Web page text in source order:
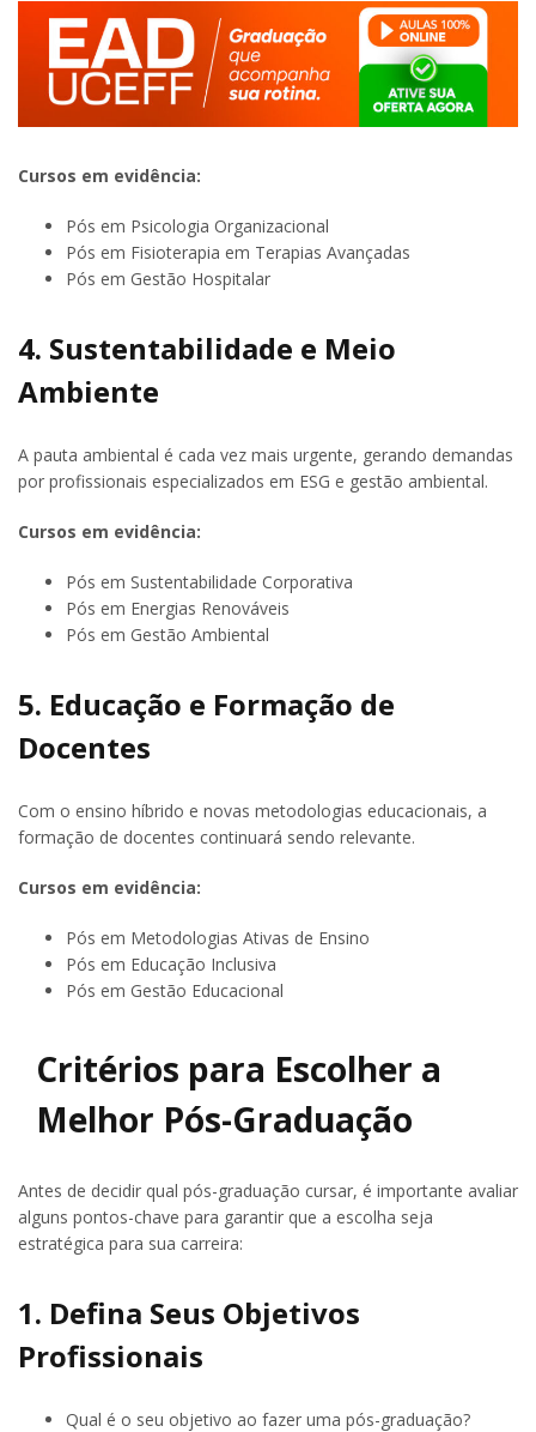
Cursos em evidência:
Pós em Psicologia Organizacional
Pós em Fisioterapia em Terapias Avançadas
Pós em Gestão Hospitalar
4. Sustentabilidade e Meio
Ambiente
A pauta ambiental é cada vez mais urgente, gerando demandas
por profissionais especializados em ESG e gestão ambiental.
Cursos em evidência:
Pós em Sustentabilidade Corporativa
Pós em Energias Renováveis
Pós em Gestão Ambiental
5. Educação e Formação de
Docentes
Com o ensino híbrido e novas metodologias educacionais, a
formação de docentes continuará sendo relevante.
Cursos em evidência:
Pós em Metodologias Ativas de Ensino
Pós em Educação Inclusiva
Pós em Gestão Educacional
Critérios para Escolher a
Melhor Pós-Graduação
Antes de decidir qual pós-graduação cursar, é importante avaliar
alguns pontos-chave para garantir que a escolha seja
estratégica para sua carreira:
1. Defina Seus Objetivos
Profissionais
Qual é o seu objetivo ao fazer uma pós-graduação?